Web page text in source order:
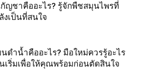
ญชาคืออะไร? รู้จักพืชสมุนไพรที่
งเป็นที่สนใจ
นดำน้ำคืออะไร? มือใหม่ควรรู้อะไร
เริ่มเพื่อให้คุณพร้อมก่อนตัดสินใจ